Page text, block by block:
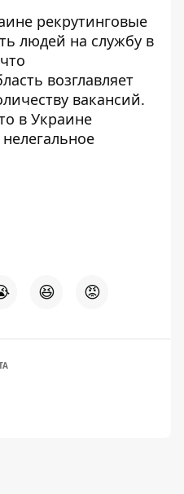
рекрутинговые
людей на службу в
возглавляет
вакансий.
в Украине
😆 😡